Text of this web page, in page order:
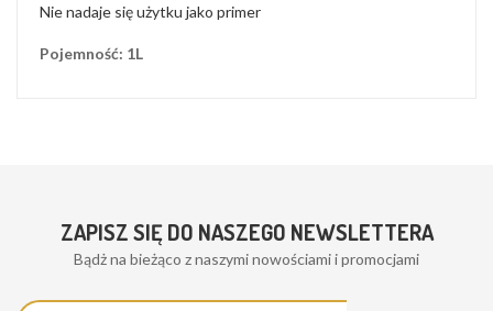
Nie nadaje się użytku jako primer
Pojemność: 1L
ZAPISZ SIĘ DO NASZEGO NEWSLETTERA
Bądż na bieżąco z naszymi nowościami i promocjami